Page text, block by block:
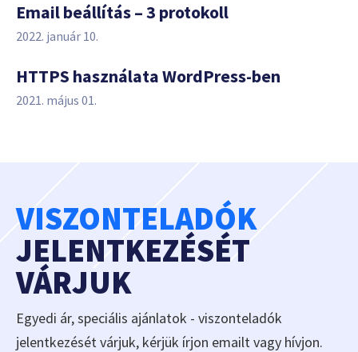
Email beállítás – 3 protokoll
2022. január 10.
HTTPS használata WordPress-ben
2021. május 01.
VISZONTELADÓK
JELENTKEZÉSÉT
VÁRJUK
Egyedi ár, speciális ajánlatok - viszonteladók
jelentkezését várjuk, kérjük írjon emailt vagy hívjon.